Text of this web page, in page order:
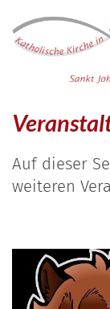
Zum Inhalt
Auf dieser
weiteren